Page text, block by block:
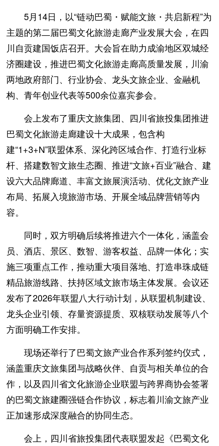
5月14日，以“链动巴蜀・赋能文旅・共启新程”为
主题的第二届巴蜀文化旅游走廊产业发展大会，在四
川自贡建国饭店召开。大会旨在助力成渝地区双城经
济圈建设，推进巴蜀文化旅游走廊高质量发展，川渝
两地政府部门、行业协会、龙头文旅企业、金融机
构、青年创业代表等500余位嘉宾参会。
会上发布了重庆文旅集团、四川省旅投集团推进
巴蜀文化旅游走廊建设十大成果，包含构
建“1+3+N”联盟体系、深化跨区域合作、打造行业标
杆、搭建数智文旅生态圈、推进“文旅+百业”融合、建
设六大品牌廊道、丰富文旅展演活动、优化文旅产业
布局、拓展入境旅游市场、开展全域品牌营销等内
容。
同时，双方明确后续将推进六个一体化，涵盖会
员、酒店、景区、数智、游客权益、品牌一体化；实
施三项重点工作，推动重大项目落地、打造串珠成链
精品旅游线路、扶持区域文旅市场主体发展。会议还
发布了2026年联盟八大行动计划，从联盟机制建设、
龙头企业引领、存量资源提质、双核联动发展等八个
方面明确工作安排。
现场还举行了巴蜀文旅产业合作系列签约仪式，
涵盖重庆文旅集团与战略伙伴、自贡与相关单位的合
作，以及四川省文化旅游企业联盟与跨界商协会签署
的巴蜀文旅建圈强链合作协议，标志着川渝文旅产业
正加速形成深度融合的协同生态。
会上，四川省旅投集团代表联盟发起《巴蜀文化